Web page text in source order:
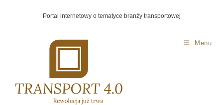
Portal internetowy o tematyce branży transportowej
Menu